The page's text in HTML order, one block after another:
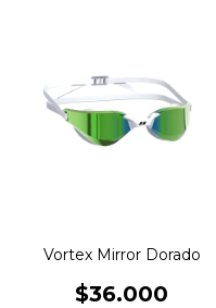
Vortex Mirror Dorado
$36.000